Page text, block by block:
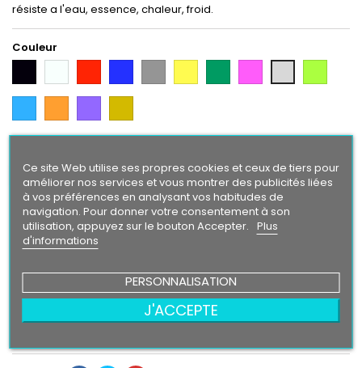
résiste a l'eau, essence, chaleur, froid.
Couleur
ArgentCitron
Intense
Brillant
Mat
Taille
9,90 €
Quantité  Ajouter au panier
Ce site Web utilise ses propres cookies et ceux de tiers pour
améliorer nos services et vous montrer des publicités liées
à vos préférences en analysant vos habitudes de
navigation. Pour donner votre consentement à son
utilisation, appuyez sur le bouton Accepter. Plus
d'informations
PERSONNALISATION
J'ACCEPTE